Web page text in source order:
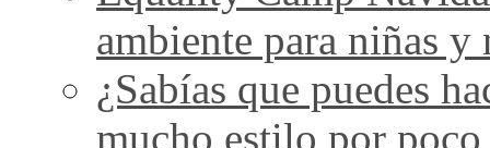
ambiente para niñas y
¿Sabías que puedes
mucho estilo por